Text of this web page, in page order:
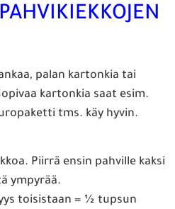
palan kartonkia tai
kartonkia saat esim.
tms. käy hyvin.
Piirrä ensin pahville kaksi
ympyrää.
toisistaan = ½ tupsun